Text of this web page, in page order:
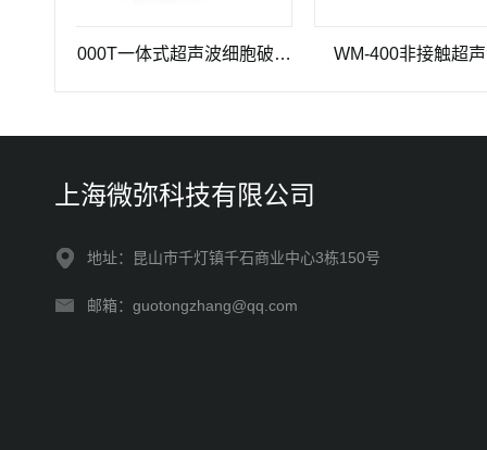
WM-1000T一体式超声波细胞破碎仪 WM-400非接触超声波破碎
上海微弥科技有限公司
地址：昆山市千灯镇千石商业中心3栋150号
邮箱：guotongzhang@qq.com